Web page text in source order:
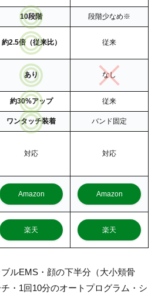
10段階 段階少なめ※
約2.5倍（従来比） 従来
あり なし
約30%アップ 従来
ワンタッチ装着 バンド固定
対応 対応
Amazon Amazon
楽天 楽天
ルEMS・顔の下半分（大小頬骨
・1回10分のオートプログラム・シ